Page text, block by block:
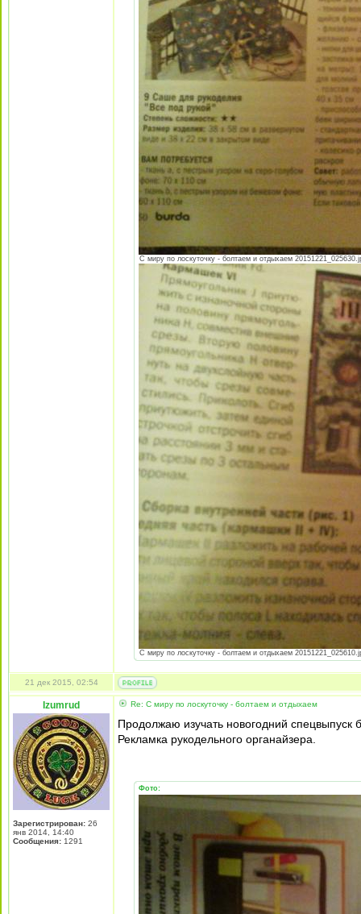
С миру по лоскуточку - болтаем и отдыхаем
С миру по лоскуточку - болтаем и отдыхаем
21 дек 2015, 02:54
Izumrud
Зарегистрирован: 26
янв 2014, 14:40
Сообщения: 1291
Re: С миру по лоскуточку - болтаем и отдыхаем
Продолжаю изучать новогодний спецвыпуск
Рекламка рукодельного органайзера.
Фото: